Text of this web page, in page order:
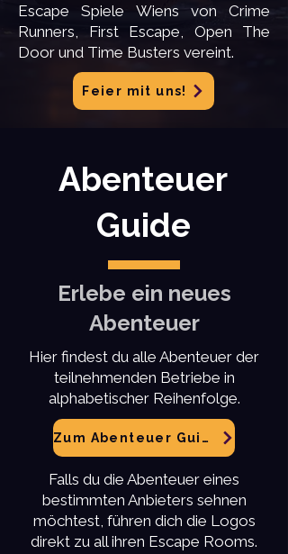
Escape Spiele Wiens von Crime
Runners, First Escape, Open The
Door und Time Busters vereint.
Feier mit uns!
Abenteuer
Guide
Erlebe ein neues
Abenteuer
Hier findest du alle Abenteuer der
teilnehmenden Betriebe in
alphabetischer Reihenfolge.
Zum Abenteuer Guide
Falls du die Abenteuer eines
bestimmten Anbieters sehnen
möchtest, führen dich die Logos
direkt zu all ihren Escape Rooms.